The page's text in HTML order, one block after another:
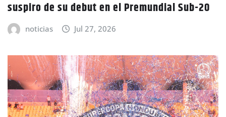
suspiro de su debut en el Premundial Sub-20
noticias Jul 27, 2026